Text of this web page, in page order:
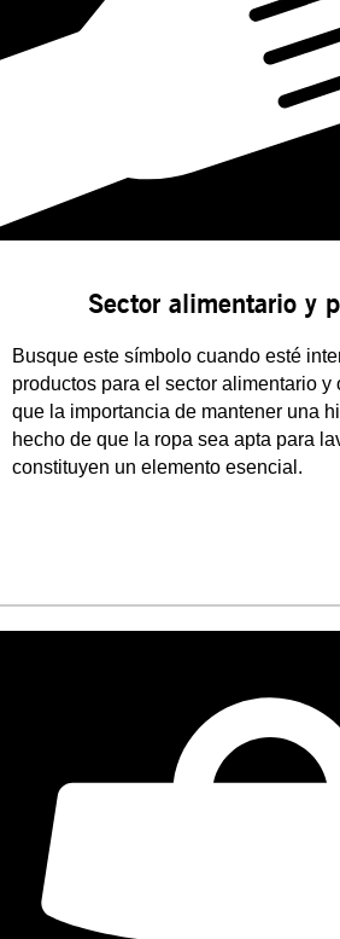
Sector alimentario y
Busque este símbolo cuando esté
productos para el sector alimentario y
que la importancia de mantener una
hecho de que la ropa sea apta para
constituyen un elemento esencial.